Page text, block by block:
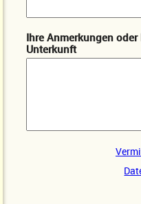
Ihre Anmerkungen
Unterkunft